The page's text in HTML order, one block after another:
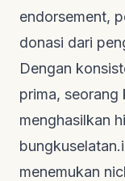
endorsement,
donasi dari
Dengan
prima,
menghasilkan
menemukan